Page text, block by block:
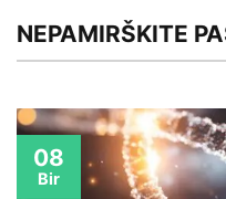
NEPAMIRŠKITE
08
Bir